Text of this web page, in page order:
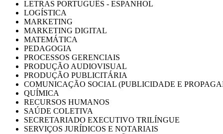
LETRAS PORTUGUÊS - ESPANHOL
LOGÍSTICA
MARKETING
MARKETING DIGITAL
MATEMÁTICA
PEDAGOGIA
PROCESSOS GERENCIAIS
PRODUÇÃO AUDIOVISUAL
PRODUÇÃO PUBLICITÁRIA
COMUNICAÇÃO SOCIAL (PUBLICIDADE E
QUÍMICA
RECURSOS HUMANOS
SAÚDE COLETIVA
SECRETARIADO EXECUTIVO TRILÍNGUE
SERVIÇOS JURÍDICOS E NOTARIAIS